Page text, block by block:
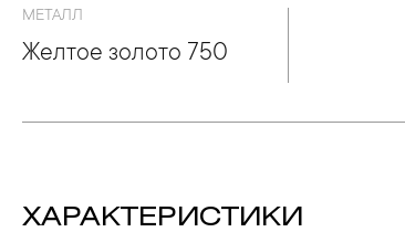
МЕТАЛЛ
Желтое золото 750
ХАРАКТЕРИСТИКИ